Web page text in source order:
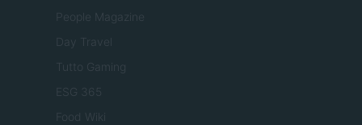
People Magazine
Day Travel
Tutto Gaming
ESG 365
Food Wiki